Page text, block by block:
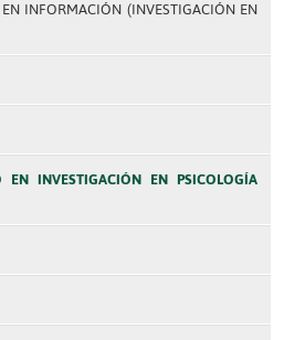
EN INFORMACIÓN (INVESTIGACIÓN EN
EN INVESTIGACIÓN EN PSICOLOGÍA